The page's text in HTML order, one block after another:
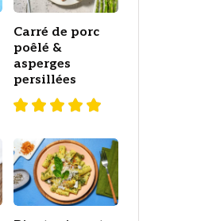
Carré de porc
poêlé &
asperges
persillées